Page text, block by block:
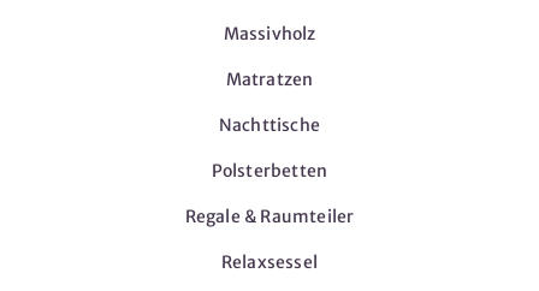
Massivholz
Matratzen
Nachttische
Polsterbetten
Regale & Raumteiler
Relaxsessel